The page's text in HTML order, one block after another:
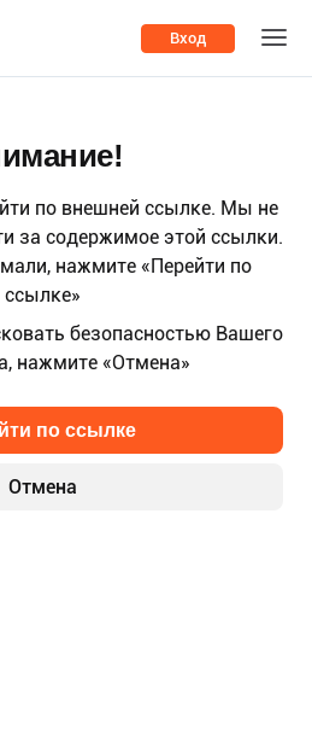
Вход
по внешней ссылке. Мы не
за содержимое этой ссылки.
нажмите «Перейти по
ссылке»
безопасностью Вашего
нажмите «Отмена»
Отмена
по ссылке